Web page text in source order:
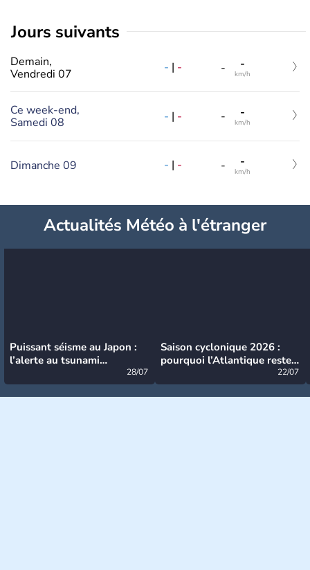
jours suivants
Demain,
Vendredi 07
- | - - -
km/h
Ce week-end,
Samedi 08
- | - - -
km/h
Dimanche 09 - | - - -
km/h
Actualités Météo à l'étranger
Puissant séisme au Japon :
l’alerte au tsunami
28/07
Saison cyclonique 2026 :
pourquoi l’Atlantique reste
22/07